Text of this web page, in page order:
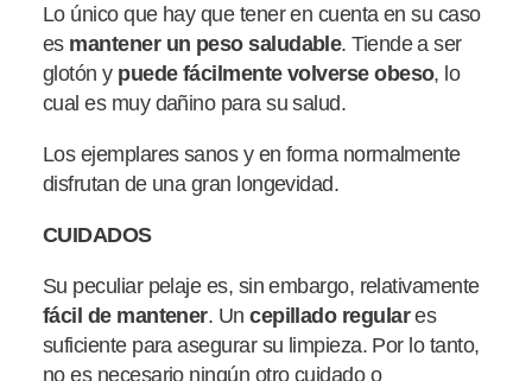
Lo único que hay que tener en cuenta en su caso
esmantener un peso saludable. Tiende a ser
glotón ypuede fácilmente volverse obeso, lo
cual es muy dañino para su salud.
Los ejemplares sanos y en forma normalmente
disfrutan de una gran longevidad.
CUIDADOS
Su peculiar pelaje es, sin embargo, relativamente
fácil de mantener. Uncepillado regulares
suficiente para asegurar su limpieza. Por lo tanto,
no es necesario ningún otro cuidado o